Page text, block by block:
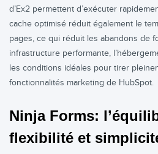
d’Ex2 permettent d’exécuter
cache optimisé réduit également le
pages, ce qui réduit les abandons de
infrastructure performante,
les conditions idéales pour tirer
fonctionnalités marketing de HubSpot.
Ninja Forms:
flexibilité et